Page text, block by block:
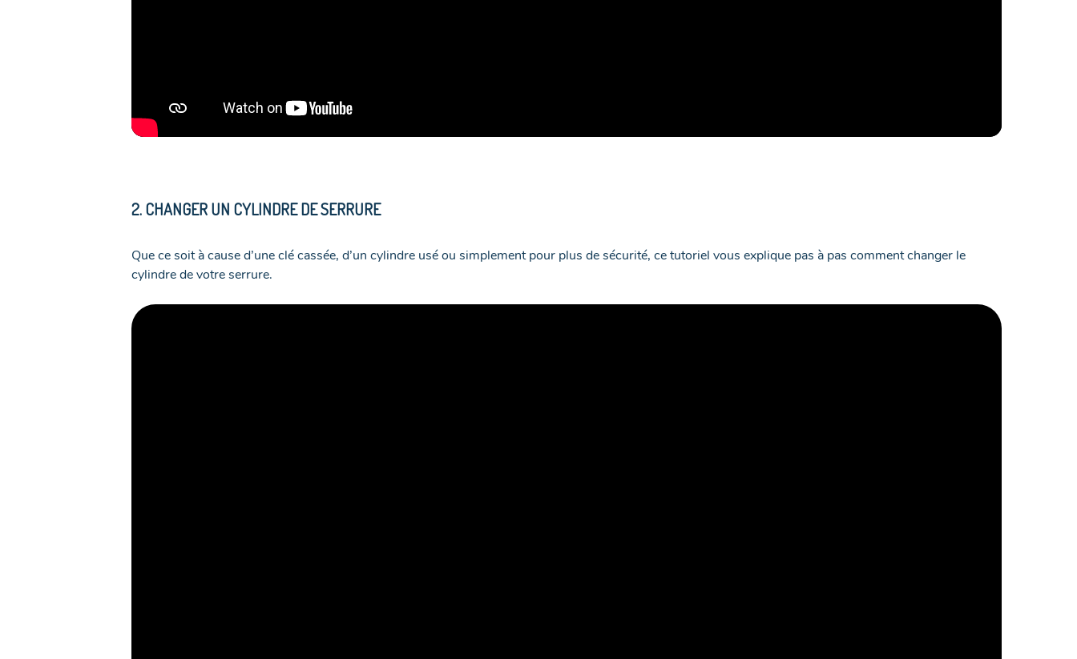
2. CHANGER UN CYLINDRE DE SERRURE
Que ce soit à cause d’une clé cassée, d’un cylindre usé ou simplement pour plus de sécurité, ce tutoriel vous explique pas à pas comment changer le
cylindre de votre serrure.